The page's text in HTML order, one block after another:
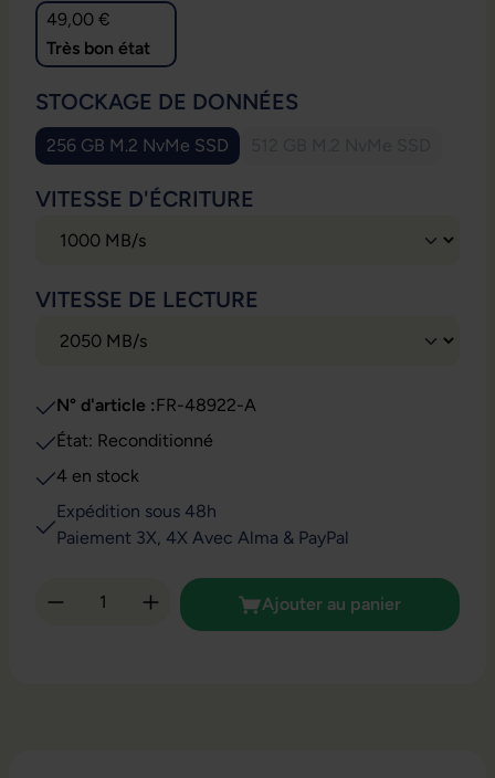
49,00 €
Très bon état
SÉLECTIONNEZ
STOCKAGE DE DONNÉES
256 GB M.2 NvMe SSD
SÉLECTIONNEZ
VITESSE D'ÉCRITURE
SÉLECTIONNEZ
VITESSE DE LECTURE
N° d'article :FR-48922-A
État: Reconditionné
4 en stock
Expédition sous 48h
Paiement 3X, 4X Avec Alma & PayPal
Quantité de produit : Entrez la quantité
Ajouter au panier